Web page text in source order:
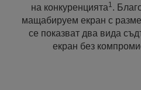
на конкуренцията1.
мащабируем екран с
се показват два вида
екран без